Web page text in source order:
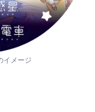
イメージ